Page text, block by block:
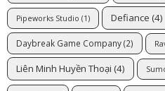
Pipeworks Studio (1) Defiance (4)
Daybreak Game Company(2)
Liên Minh Huyền Thoại (4)